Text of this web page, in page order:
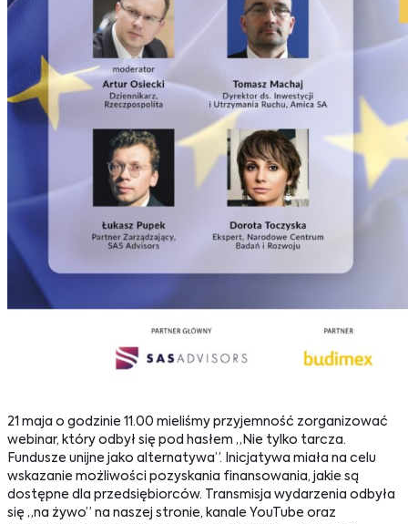
21 maja o godzinie 11.00 mieliśmy przyjemność zorganizować
webinar, który odbył się pod hasłem „Nie tylko tarcza.
Fundusze unijne jako alternatywa”. Inicjatywa miała na celu
wskazanie możliwości pozyskania finansowania, jakie są
dostępne dla przedsiębiorców. Transmisja wydarzenia odbyła
się „na żywo” na naszej stronie, kanale YouTube oraz